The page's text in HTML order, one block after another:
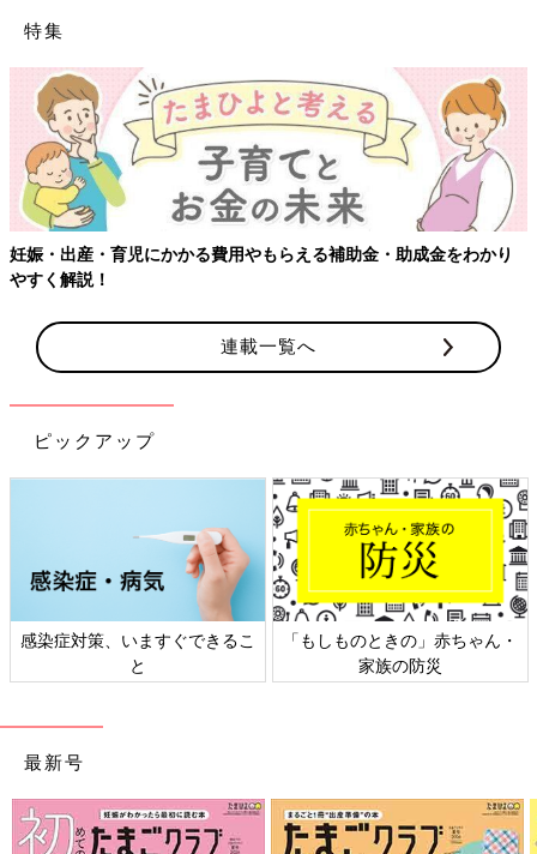
特集
金をわかり 【ワクチン接種できるものも】妊婦の感染症対策、
連載一覧へ
ピックアップ
の」赤ちゃん・
日本外来小児科学会リーフレッ
六星占術 細木
最新号